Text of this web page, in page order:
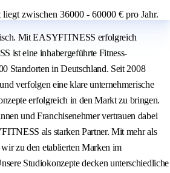
zwischen 36000 - 60000 € pro Jahr.
Mit EASYFITNESS erfolgreich
ist eine inhabergeführte Fitness-
Standorten in Deutschland. Seit 2008
verfolgen eine klare unternehmerische
erfolgreich in den Markt zu bringen.
und Franchisenehmer vertrauen dabei
als starken Partner. Mit mehr als
zu den etablierten Marken im
Studiokonzepte decken unterschiedliche